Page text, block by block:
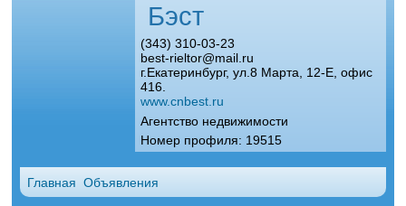
Бэст
(343) 310-03-23
best-rieltor@mail.ru
г.Екатеринбург, ул.8 Марта, 12-Е, офис
416.
www.cnbest.ru
Агентство недвижимости
Номер профиля: 19515
Главная Объявления